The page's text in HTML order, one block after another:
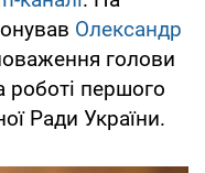
Олександр
голови
роботі першого
Ради України.